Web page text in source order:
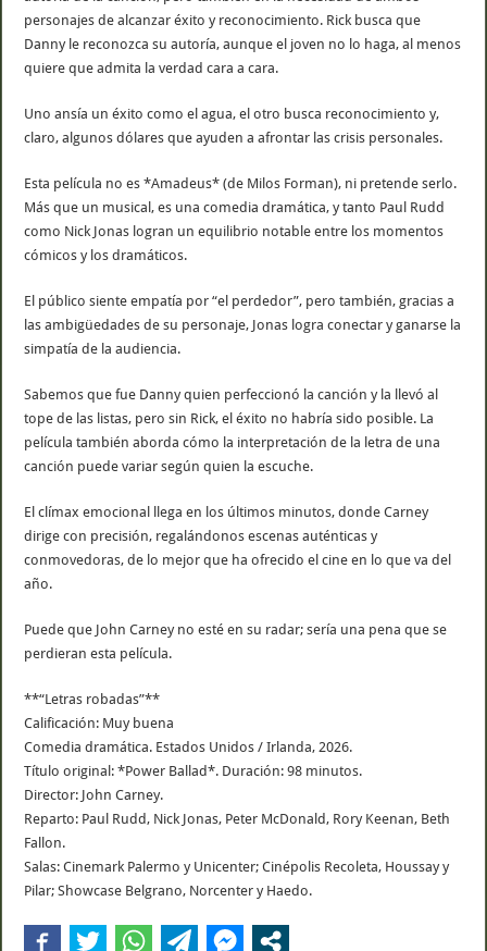
personajes de alcanzar éxito y reconocimiento. Rick busca que
Danny le reconozca su autoría, aunque el joven no lo haga, al menos
quiere que admita la verdad cara a cara.
Uno ansía un éxito como el agua, el otro busca reconocimiento y,
claro, algunos dólares que ayuden a afrontar las crisis personales.
Esta película no es *Amadeus* (de Milos Forman), ni pretende serlo.
Más que un musical, es una comedia dramática, y tanto Paul Rudd
como Nick Jonas logran un equilibrio notable entre los momentos
cómicos y los dramáticos.
El público siente empatía por “el perdedor”, pero también, gracias a
las ambigüedades de su personaje, Jonas logra conectar y ganarse la
simpatía de la audiencia.
Sabemos que fue Danny quien perfeccionó la canción y la llevó al
tope de las listas, pero sin Rick, el éxito no habría sido posible. La
película también aborda cómo la interpretación de la letra de una
canción puede variar según quien la escuche.
El clímax emocional llega en los últimos minutos, donde Carney
dirige con precisión, regalándonos escenas auténticas y
conmovedoras, de lo mejor que ha ofrecido el cine en lo que va del
año.
Puede que John Carney no esté en su radar; sería una pena que se
perdieran esta película.
**“Letras robadas”**
Calificación: Muy buena
Comedia dramática. Estados Unidos / Irlanda, 2026.
Título original: *Power Ballad*. Duración: 98 minutos.
Director: John Carney.
Reparto: Paul Rudd, Nick Jonas, Peter McDonald, Rory Keenan, Beth
Fallon.
Salas: Cinemark Palermo y Unicenter; Cinépolis Recoleta, Houssay y
Pilar; Showcase Belgrano, Norcenter y Haedo.